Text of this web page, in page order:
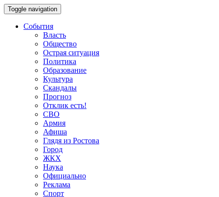
Toggle navigation
События
Власть
Общество
Острая ситуация
Политика
Образование
Культура
Скандалы
Прогноз
Отклик есть!
СВО
Армия
Афиша
Глядя из Ростова
Город
ЖКХ
Наука
Официально
Реклама
Спорт